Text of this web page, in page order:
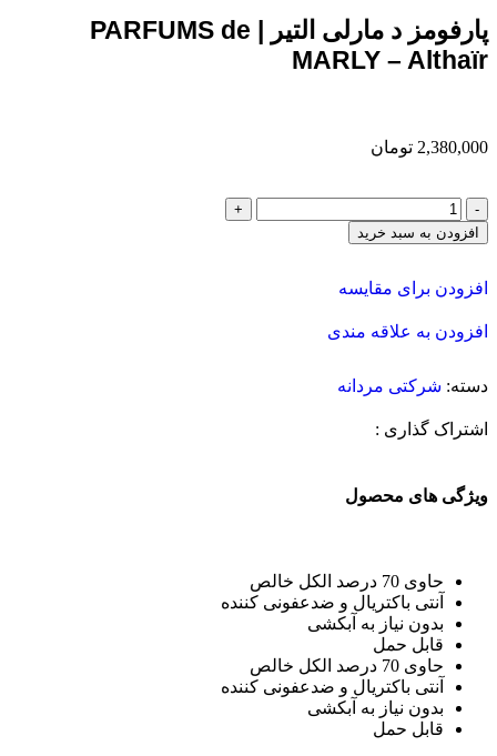
پارفومز د مارلی التیر | PARFUMS de
MARLY – Althaïr
2,380,000 تومان
افزودن به سبد خرید
افزودن برای مقایسه
افزودن به علاقه مندی
دسته: شرکتی مردانه
اشتراک گذاری :
ویژگی های محصول
حاوی 70 درصد الکل خالص
آنتی باکتریال و ضدعفونی کننده
بدون نیاز به آبکشی
قابل حمل
حاوی 70 درصد الکل خالص
آنتی باکتریال و ضدعفونی کننده
بدون نیاز به آبکشی
قابل حمل